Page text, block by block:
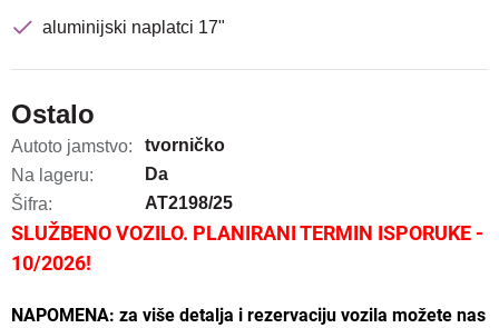
aluminijski naplatci 17"
Ostalo
Autoto jamstvo:
tvorničko
Na lageru:
Da
Šifra:
AT2198/25
SLUŽBENO VOZILO. PLANIRANI TERMIN ISPORUKE -
10/2026!
NAPOMENA: za više detalja i rezervaciju vozila možete nas